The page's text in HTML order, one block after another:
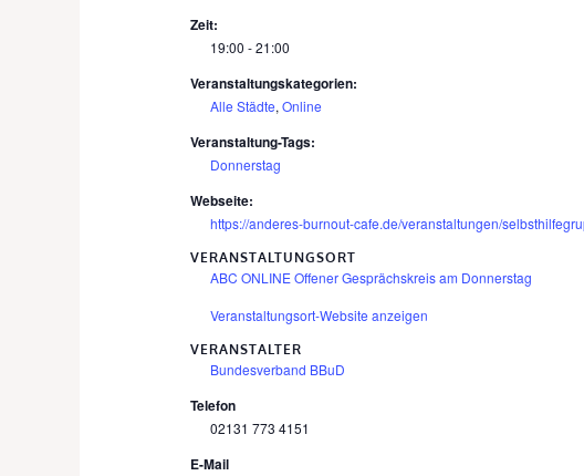
Zeit:
19:00 - 21:00
Veranstaltungskategorien:
Alle Städte,Online
Veranstaltung-Tags:
Donnerstag
Webseite:
https://anderes-burnout-cafe.de/veranstaltungen/
VERANSTALTUNGSORT
ABC ONLINE Offener Gesprächskreis am Donnerstag
Veranstaltungsort-Website anzeigen
VERANSTALTER
Bundesverband BBuD
Telefon
02131 773 4151
E-Mail